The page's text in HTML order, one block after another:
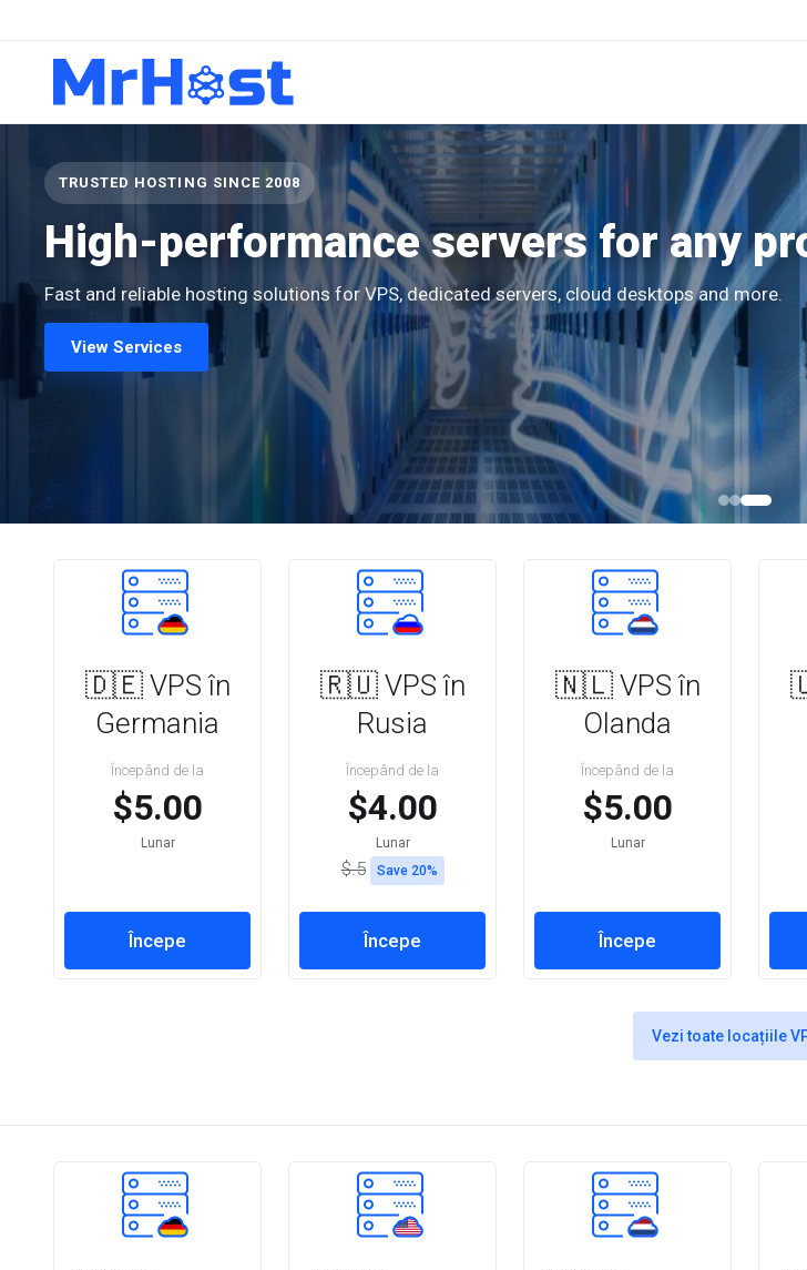
TRUSTED HOSTING SINCE 2008
High-performance servers for any
Fast and reliable hosting solutions for VPS, dedicated servers, cloud desktops and more.
View Services
🇩🇪 VPS în
Germania
Începând de la
$5.00
Lunar
Începe
🇷🇺 VPS în
Rusia
Începând de la
$4.00
Lunar
$.5 Save 20%
Începe
🇳🇱 VPS în
Olanda
Începând de la
$5.00
Lunar
Începe
Vezi toate locațiile